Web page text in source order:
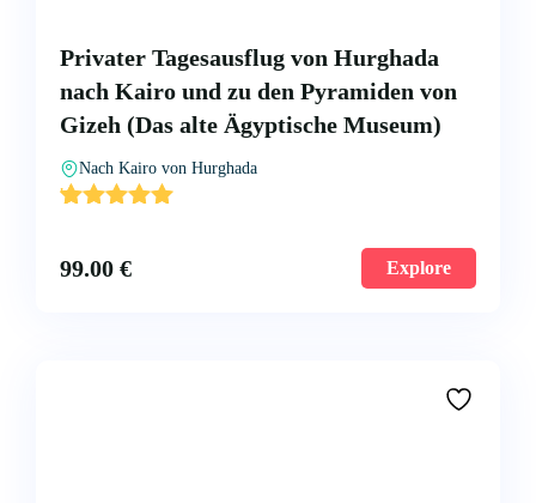
Privater Tagesausflug von Hurghada
nach Kairo und zu den Pyramiden von
Gizeh (Das alte Ägyptische Museum)
Nach Kairo von Hurghada
'
99.00 € Explore